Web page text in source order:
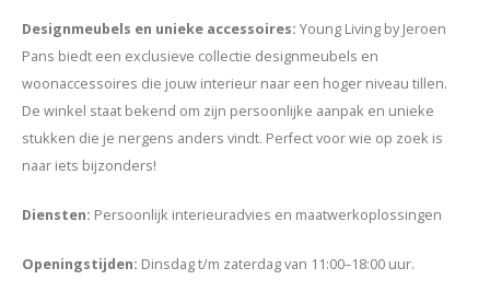
Designmeubels en unieke accessoires: Young Living by Jeroen
Pans biedt een exclusieve collectie designmeubels en
woonaccessoires die jouw interieur naar een hoger niveau tillen.
De winkel staat bekend om zijn persoonlijke aanpak en unieke
stukken die je nergens anders vindt. Perfect voor wie op zoek is
naar iets bijzonders!
Diensten: Persoonlijk interieuradvies en maatwerkoplossingen
Openingstijden: Dinsdag t/m zaterdag van 11:00–18:00 uur.